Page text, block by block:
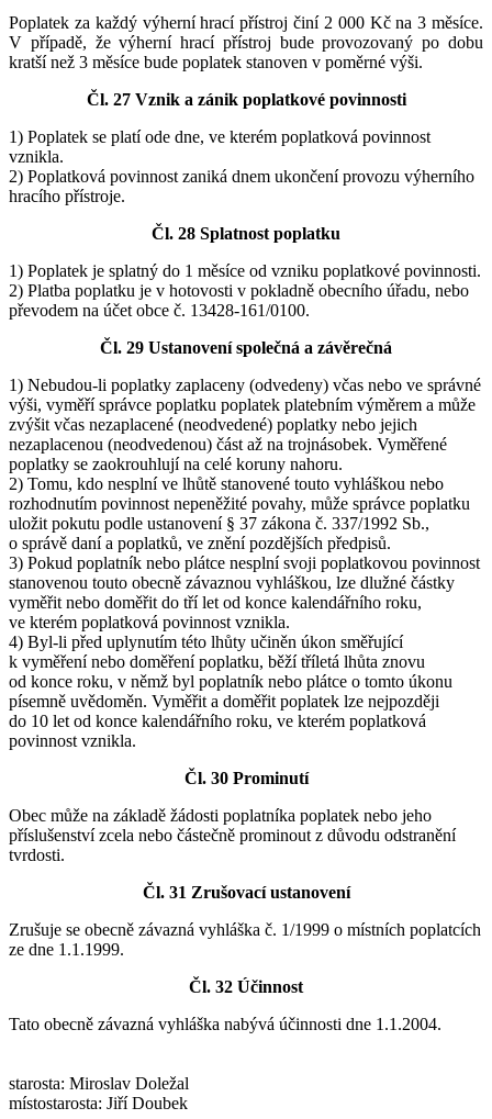
Poplatek za každý výherní hrací přístroj činí 2 000 Kč na 3 měsíce.
V případě, že výherní hrací přístroj bude provozovaný po dobu
kratší než 3 měsíce bude poplatek stanoven v poměrné výši.
Čl. 27 Vznik a zánik poplatkové povinnosti
1) Poplatek se platí ode dne, ve kterém poplatková povinnost
vznikla.
2) Poplatková povinnost zaniká dnem ukončení provozu výherního
hracího přístroje.
Čl. 28 Splatnost poplatku
1) Poplatek je splatný do 1 měsíce od vzniku poplatkové povinnosti.
2) Platba poplatku je v hotovosti v pokladně obecního úřadu, nebo
převodem na účet obce č. 13428-161/0100.
Čl. 29 Ustanovení společná a závěrečná
1) Nebudou-li poplatky zaplaceny (odvedeny) včas nebo ve správné
výši, vyměří správce poplatku poplatek platebním výměrem a může
zvýšit včas nezaplacené (neodvedené) poplatky nebo jejich
nezaplacenou (neodvedenou) část až na trojnásobek. Vyměřené
poplatky se zaokrouhlují na celé koruny nahoru.
2) Tomu, kdo nesplní ve lhůtě stanovené touto vyhláškou nebo
rozhodnutím povinnost nepeněžité povahy, může správce poplatku
uložit pokutu podle ustanovení § 37 zákona č. 337/1992 Sb.,
o správě daní a poplatků, ve znění pozdějších předpisů.
3) Pokud poplatník nebo plátce nesplní svoji poplatkovou povinnost
stanovenou touto obecně závaznou vyhláškou, lze dlužné částky
vyměřit nebo doměřit do tří let od konce kalendářního roku,
ve kterém poplatková povinnost vznikla.
4) Byl-li před uplynutím této lhůty učiněn úkon směřující
k vyměření nebo doměření poplatku, běží tříletá lhůta znovu
od konce roku, v němž byl poplatník nebo plátce o tomto úkonu
písemně uvědoměn. Vyměřit a doměřit poplatek lze nejpozději
do 10 let od konce kalendářního roku, ve kterém poplatková
povinnost vznikla.
Čl. 30 Prominutí
Obec může na základě žádosti poplatníka poplatek nebo jeho
příslušenství zcela nebo částečně prominout z důvodu odstranění
tvrdosti.
Čl. 31 Zrušovací ustanovení
Zrušuje se obecně závazná vyhláška č. 1/1999 o místních poplatcích
ze dne 1.1.1999.
Čl. 32 Účinnost
Tato obecně závazná vyhláška nabývá účinnosti dne 1.1.2004.
starosta: Miroslav Doležal
místostarosta: Jiří Doubek